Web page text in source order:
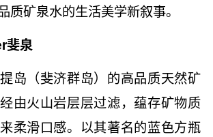
质矿泉水的生活美学新叙事。
斐泉
岛（斐济群岛）的高品质天然矿
由火山岩层层过滤，蕴存矿物质
柔滑口感。以其著名的蓝色方瓶